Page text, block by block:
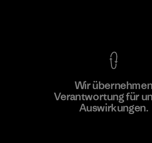
Mehr dazuWir übernehmen
Verantwortung für
Auswirkungen.